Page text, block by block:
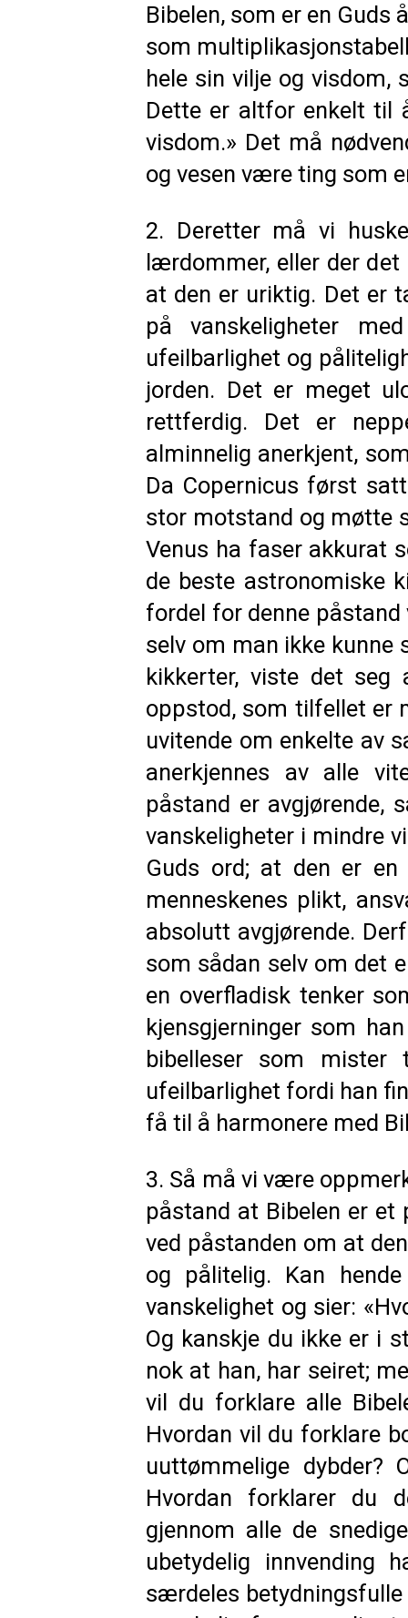
Bibelen, som er en Guds
som
hele sin vilje og visdom,
Dette er altfor enkelt til
visdom.» Det må
og vesen være ting som
2. Deretter må vi
lærdommer, eller der det
at den er uriktig. Det er
på vanskeligheter
ufeilbarlighet og
jorden. Det er meget
rettferdig. Det er
alminnelig anerkjent,
Da Copernicus først
stor motstand og møtte
Venus ha faser akkurat
de beste astronomiske
fordel for denne
selv om man ikke kunne
kikkerter, viste det seg
oppstod, som tilfellet er
uvitende om enkelte av
anerkjennes av alle
påstand er avgjørende,
vanskeligheter i mindre
Guds ord; at den er en
menneskenes plikt,
absolutt avgjørende.
som sådan selv om det
en overfladisk tenker
kjensgjerninger som
bibelleser som mister
ufeilbarlighet fordi han
få til å harmonere med
3. Så må vi være
påstand at Bibelen er et
ved påstanden om at
og pålitelig. Kan
vanskelighet og sier:
Og kanskje du ikke er i
nok at han, har seiret;
vil du forklare alle
Hvordan vil du forklare
uuttømmelige
Hvordan forklarer du
gjennom alle de
ubetydelig innvending
særdeles